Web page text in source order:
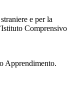
e per la
Comprensivo
Apprendimento.